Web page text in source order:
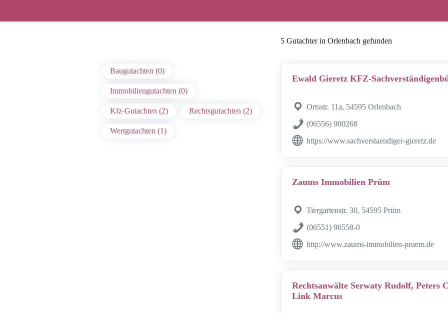
5 Gutachter in Orlenbach gefunden
Baugutachten (0)
Immobiliengutachten (0)
Kfz-Gutachten (2) Rechtsgutachten (2)
Wertgutachten (1)
Ewald Gieretz KFZ-
Ortsstr. 11a, 54595 Orlenbach
(06556) 900268
https://www.sachverstaendiger-gieretz.de
Zaums Immobilien Prüm
Tiergartenstr. 30, 54595 Prüm
(06551) 96558-0
http://www.zaums-immobilien-pruem.de
Rechtsanwälte Serwaty Rudolf, Peters
Link Marcus